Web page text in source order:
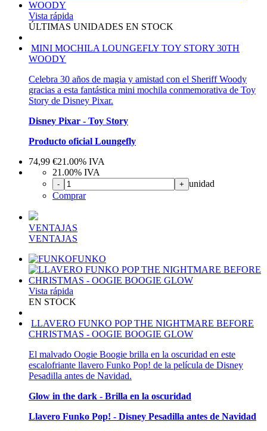
Vista rápida
ÚLTIMAS UNIDADES EN STOCK
MINI MOCHILA LOUNGEFLY TOY STORY 30TH
WOODY
Celebra 30 años de magia y amistad con el Sheriff Woody
gracias a esta fantástica mini mochila conmemorativa de Toy
Story de Disney Pixar.
Disney Pixar - Toy Story
Producto oficial Loungefly
74,99 €21.00% IVA
21.00% IVA
- + unidad
Comprar
VENTAJAS
VENTAJAS
FUNKO
Vista rápida
EN STOCK
LLAVERO FUNKO POP THE NIGHTMARE BEFORE
CHRISTMAS - OOGIE BOOGIE GLOW
El malvado Oogie Boogie brilla en la oscuridad en este
escalofriante llavero Funko Pop! de la película de Disney
Pesadilla antes de Navidad.
Glow in the dark - Brilla en la oscuridad
Llavero Funko Pop! - Disney Pesadilla antes de Navidad